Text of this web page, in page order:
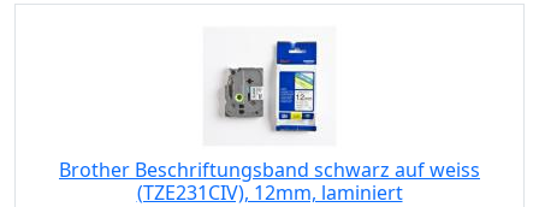
Brother Beschriftungsband schwarz auf weiss
(TZE231CIV), 12mm, laminiert